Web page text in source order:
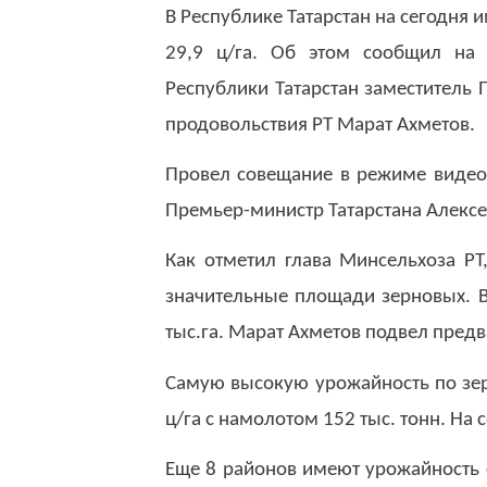
В Республике Татарстан на
29,9 ц/га. Об этом сообщил на
Республики Татарстан
продовольствия РТ Марат Ахметов.
Провел совещание в режиме
Премьер-министр Татарстана
Как отметил глава Минсельхоза
значительные площади зерновых.
тыс.га. Марат Ахметов подвел
Самую высокую урожайность по
ц/га с намолотом 152 тыс. тонн. На
Еще 8 районов имеют